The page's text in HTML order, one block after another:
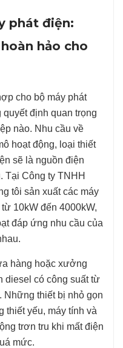
phát điện:
hảo cho
cho bộ máy phát
định quan trọng
nào. Nhu cầu về
hoạt động, loại thiết
sẽ là nguồn điện
Tại Công ty TNHH
tôi sản xuất các máy
10kW đến 4000kW,
đáp ứng nhu cầu của
hàng hoặc xưởng
diesel có công suất từ
Những thiết bị nhỏ gọn
thiết yếu, máy tính và
trơn tru khi mất điện
mức.